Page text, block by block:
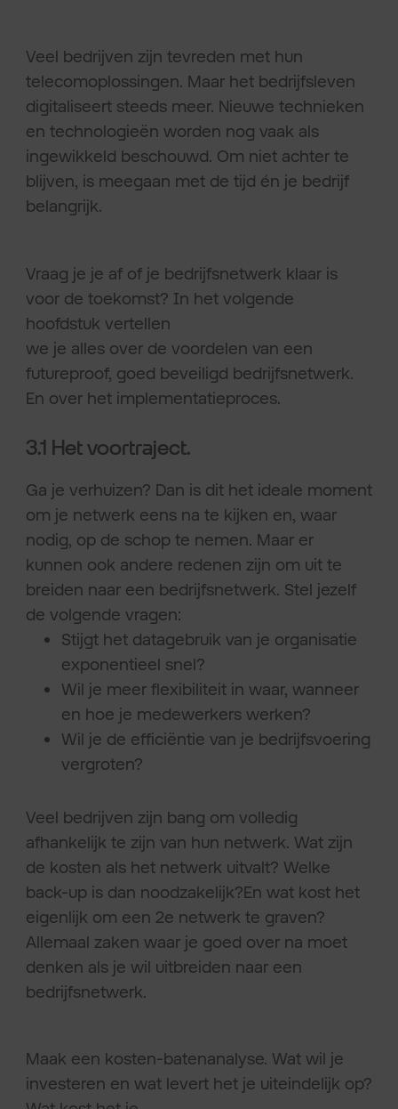
Veel bedrijven zijn tevreden met hun
telecomoplossingen. Maar het bedrijfsleven
digitaliseert steeds meer. Nieuwe technieken
en technologieën worden nog vaak als
ingewikkeld beschouwd. Om niet achter te
blijven, is meegaan met de tijd én je bedrijf
belangrijk.
Vraag je je af of je bedrijfsnetwerk klaar is
voor de toekomst? In het volgende
hoofdstuk vertellen
we je alles over de voordelen van een
futureproof, goed beveiligd bedrijfsnetwerk.
En over het implementatieproces.
3.1 Het voortraject.
Ga je verhuizen? Dan is dit het ideale moment
om je netwerk eens na te kijken en, waar
nodig, op de schop te nemen. Maar er
kunnen ook andere redenen zijn om uit te
breiden naar een bedrijfsnetwerk. Stel jezelf
de volgende vragen:
Stijgt het datagebruik van je organisatie
exponentieel snel?
Wil je meer flexibiliteit in waar, wanneer
en hoe je medewerkers werken?
Wil je de efficiëntie van je bedrijfsvoering
vergroten?
Veel bedrijven zijn bang om volledig
afhankelijk te zijn van hun netwerk. Wat zijn
de kosten als het netwerk uitvalt? Welke
back-up is dan noodzakelijk?En wat kost het
eigenlijk om een 2e netwerk te graven?
Allemaal zaken waar je goed over na moet
denken als je wil uitbreiden naar een
bedrijfsnetwerk.
Maak een kosten-batenanalyse. Wat wil je
investeren en wat levert het je uiteindelijk op?